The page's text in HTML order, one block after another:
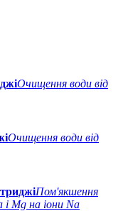
Очищення води від
Очищення води від
Пом'якшення
і Mg на іони Na